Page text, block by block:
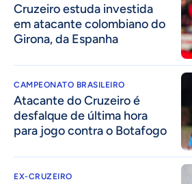
Cruzeiro estuda investida
em atacante colombiano do
Girona, da Espanha
CAMPEONATO BRASILEIRO
Atacante do Cruzeiro é
desfalque de última hora
para jogo contra o Botafogo
EX-CRUZEIRO